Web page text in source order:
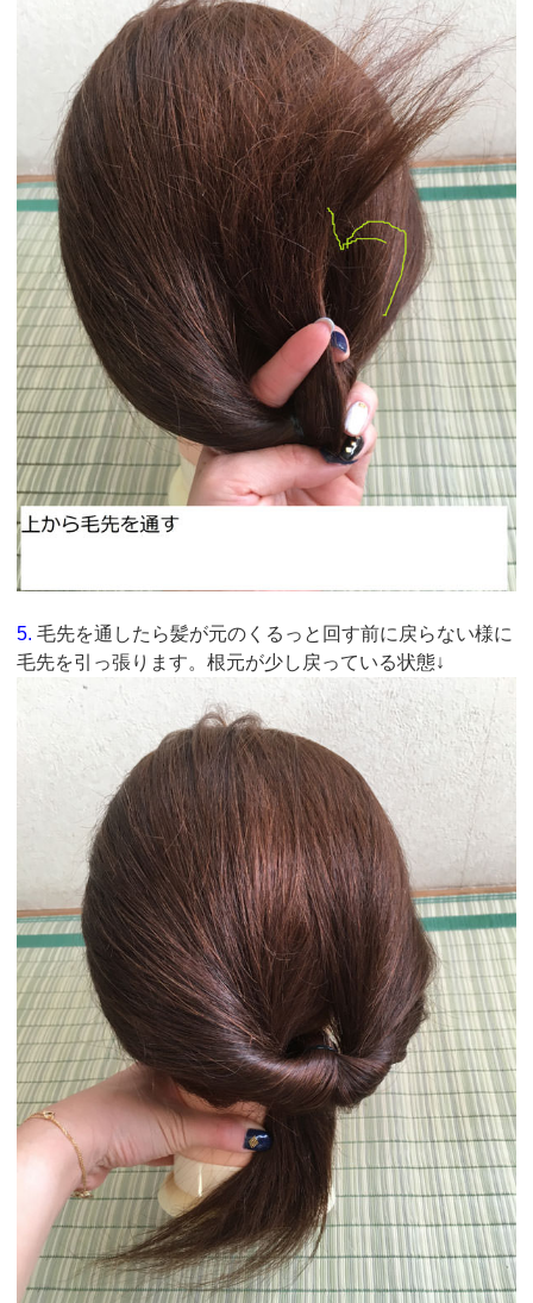
5.毛先を通したら髪が元のくるっと回す前に戻らない様に
毛先を引っ張ります。根元が少し戻っている状態↓